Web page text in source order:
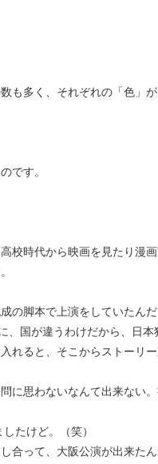
も多く、それぞれの「色」
です。
校時代から映画を見たり漫画
脚本で上演をしていたんだ
国が違うわけだから、日本
れると、そこからストーリー
に思わないなんて出来ない
たけど。（笑）
って、大阪公演が出来たん